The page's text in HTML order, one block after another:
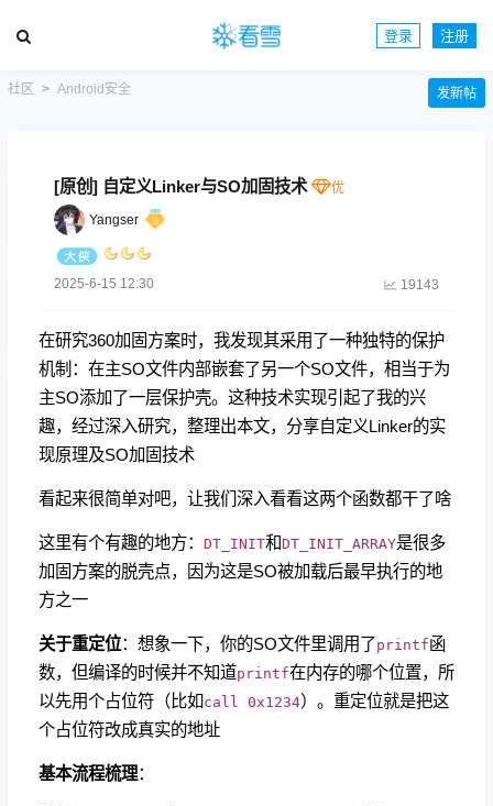
登录 注册
社区 Android安全 发新帖
[原创] 自定义Linker与SO加固技术
Yangser
2025-6-15 12:30 19143
在研究360加固方案时，我发现其采用了一种独特的保护
机制：在主SO文件内部嵌套了另一个SO文件，相当于为
主SO添加了一层保护壳。这种技术实现引起了我的兴
趣，经过深入研究，整理出本文，分享自定义Linker的实
现原理及SO加固技术
看起来很简单对吧，让我们深入看看这两个函数都干了啥
这里有个有趣的地方： DT_INIT和DT_INIT_ARRAY是很多
加固方案的脱壳点，因为这是SO被加载后最早执行的地
方之一
关于重定位：想象一下，你的SO文件里调用了printf函
数，但编译的时候并不知道printf在内存的哪个位置，所
以先用个占位符（比如call 0x1234）。重定位就是把这
个占位符改成真实的地址
基本流程梳理：